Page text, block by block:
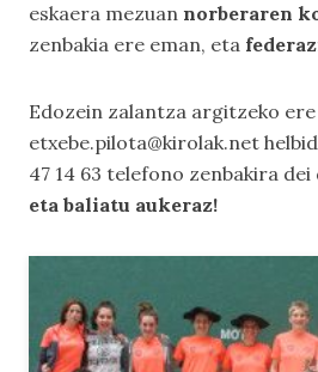
eskaera mezuan norberaren
zenbakia ere eman, eta
Edozein zalantza argitzeko ere
etxebe.pilota@kirolak.net
47 14 63 telefono zenbakira dei
eta baliatu aukeraz!